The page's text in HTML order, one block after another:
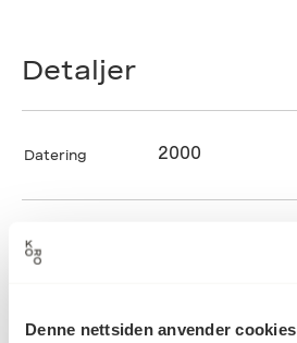
Denne nettsiden anvender cookies
Detaljer
Datering 2000
Kunstner
Kategori Maleri, Oljemaling